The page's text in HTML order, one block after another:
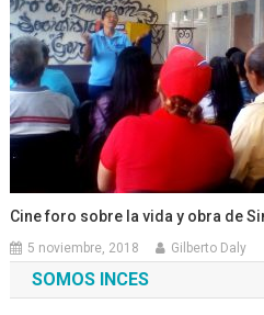
Cine foro sobre la vida y obra de
5 noviembre, 2018 Gilberto Daly
SOMOS INCES